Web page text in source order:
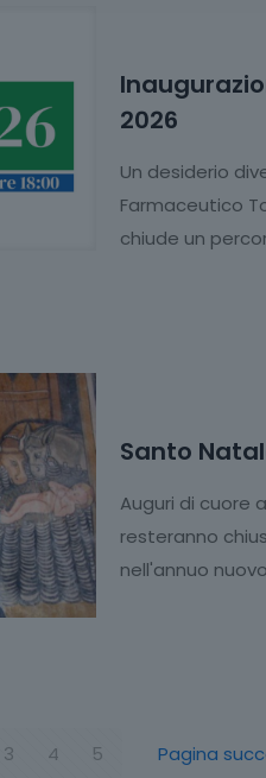
2026
Un desiderio
Farmaceutico
chiude un
Santo
Auguri di cuore
resteranno
nell'annuo
3 4 5 Pagina